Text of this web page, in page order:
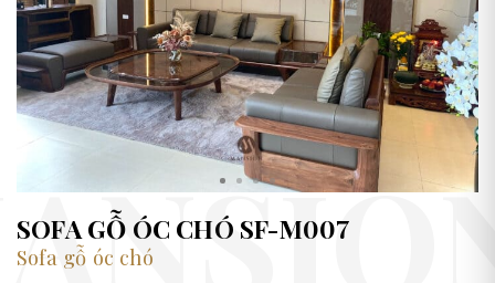
SOFA GỖ ÓC CHÓ SF-M007
Sofa gỗ óc chó